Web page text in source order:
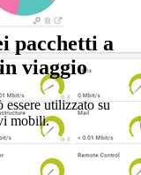
pacchetti a
viaggio
utilizzato su
mobili.